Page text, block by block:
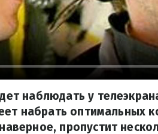
наблюдать у
набрать оптимальных
пропустит